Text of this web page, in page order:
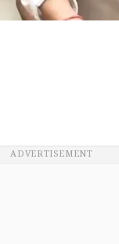
ADVERTISEMENT